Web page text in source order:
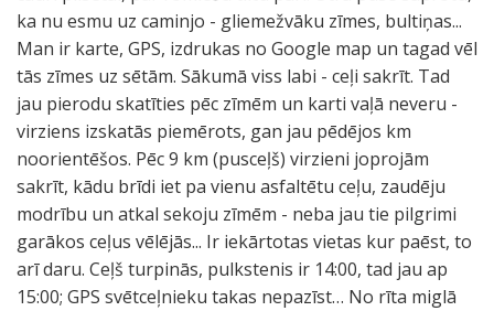
ka nu esmu uz caminjo - gliemežvāku zīmes, bultiņas...
Man ir karte, GPS, izdrukas no Google map un tagad vēl
tās zīmes uz sētām. Sākumā viss labi - ceļi sakrīt. Tad
jau pierodu skatīties pēc zīmēm un karti vaļā neveru -
virziens izskatās piemērots, gan jau pēdējos km
noorientēšos. Pēc 9 km (pusceļš) virzieni joprojām
sakrīt, kādu brīdi iet pa vienu asfaltētu ceļu, zaudēju
modrību un atkal sekoju zīmēm - neba jau tie pilgrimi
garākos ceļus vēlējās... Ir iekārtotas vietas kur paēst, to
arī daru. Ceļš turpinās, pulkstenis ir 14:00, tad jau ap
15:00; GPS svētceļnieku takas nepazīst… No rīta miglā